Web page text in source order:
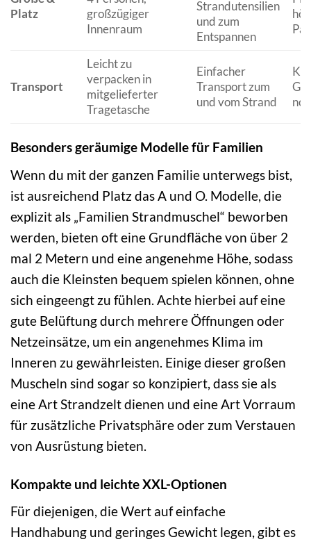
Platz
großzügiger
Innenraum
Strandutensilien
und zum
Entspannen
Transport
Leicht zu
verpacken in
mitgelieferter
Tragetasche
Einfacher
Transport zum
und vom Strand
Besonders geräumige Modelle für Familien
Wenn du mit der ganzen Familie unterwegs bist,
ist ausreichend Platz das A und O. Modelle, die
explizit als „Familien Strandmuschel“ beworben
werden, bieten oft eine Grundfläche von über 2
mal 2 Metern und eine angenehme Höhe, sodass
auch die Kleinsten bequem spielen können, ohne
sich eingeengt zu fühlen. Achte hierbei auf eine
gute Belüftung durch mehrere Öffnungen oder
Netzeinsätze, um ein angenehmes Klima im
Inneren zu gewährleisten. Einige dieser großen
Muscheln sind sogar so konzipiert, dass sie als
eine Art Strandzelt dienen und eine Art Vorraum
für zusätzliche Privatsphäre oder zum Verstauen
von Ausrüstung bieten.
Kompakte und leichte XXL-Optionen
Für diejenigen, die Wert auf einfache
Handhabung und geringes Gewicht legen, gibt es